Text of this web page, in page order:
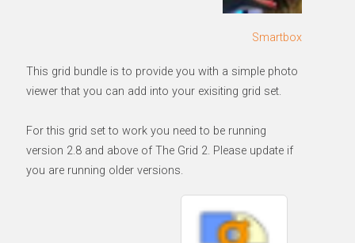
Smartbox
This grid bundle is to provide you with a simple photo
viewer that you can add into your exisiting grid set.
For this grid set to work you need to be running
version 2.8 and above of The Grid 2. Please update if
you are running older versions.